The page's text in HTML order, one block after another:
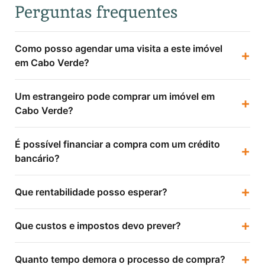
Perguntas frequentes
Como posso agendar uma visita a este imóvel
em Cabo Verde?
+
Um estrangeiro pode comprar um imóvel em
Cabo Verde?
+
É possível financiar a compra com um crédito
bancário?
+
Que rentabilidade posso esperar? +
Que custos e impostos devo prever? +
Quanto tempo demora o processo de compra? +